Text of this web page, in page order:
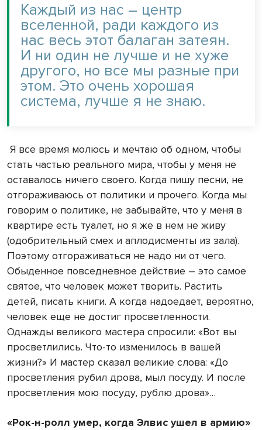
Каждый из нас – центр
вселенной, ради каждого из
нас весь этот балаган затеян.
И ни один не лучше и не хуже
другого, но все мы разные при
этом. Это очень хорошая
система, лучше я не знаю.
Я все время молюсь и мечтаю об одном, чтобы
стать частью реального мира, чтобы у меня не
оставалось ничего своего. Когда пишу песни, не
отгораживаюсь от политики и прочего. Когда мы
говорим о политике, не забывайте, что у меня в
квартире есть туалет, но я же в нем не живу
(одобрительный смех и аплодисменты из зала).
Поэтому отгораживаться не надо ни от чего.
Обыденное повседневное действие – это самое
святое, что человек может творить. Растить
детей, писать книги. А когда надоедает, вероятно,
человек еще не достиг просветленности.
Однажды великого мастера спросили: «Вот вы
просветлились. Что-то изменилось в вашей
жизни?» И мастер сказал великие слова: «До
просветления рубил дрова, мыл посуду. И после
просветления мою посуду, рублю дрова»…
«Рок-н-ролл умер, когда Элвис ушел в армию»